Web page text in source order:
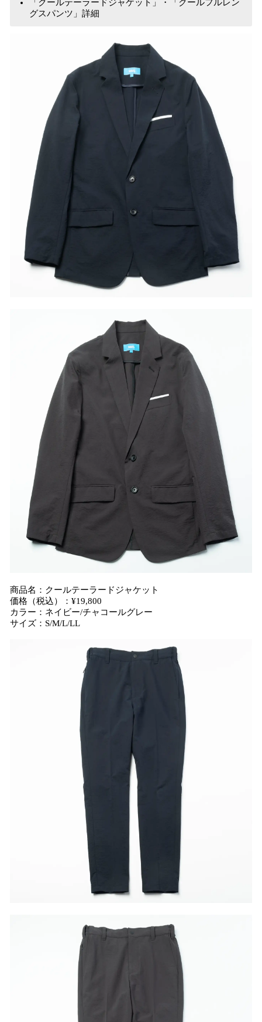
「クールテーラードジャケット」・「クールフルレン
グスパンツ」詳細
商品名：クールテーラードジャケット
価格（税込）：¥19,800
カラー：ネイビー/チャコールグレー
サイズ：S/M/L/LL